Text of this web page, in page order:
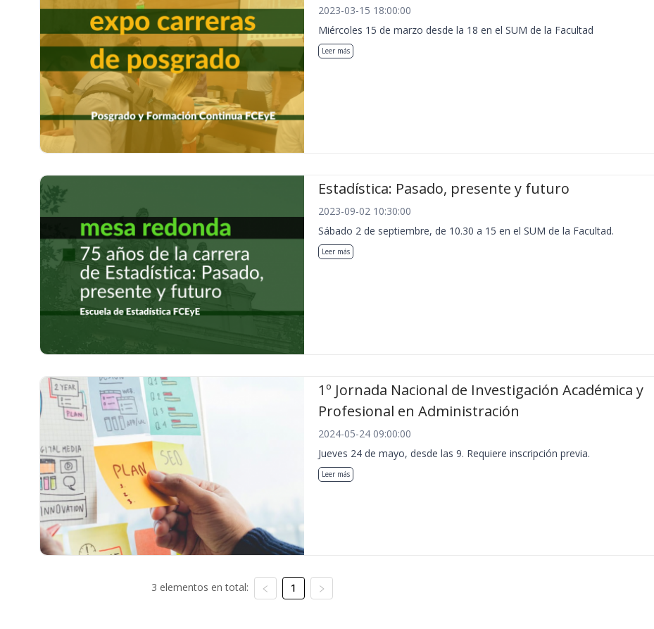
2023-03-15 18:00:00
Miércoles 15 de marzo desde la 18 en el SUM de la Facultad
Leer más
Estadística: Pasado, presente y futuro
2023-09-02 10:30:00
Sábado 2 de septiembre, de 10.30 a 15 en el SUM de la Facultad.
Leer más
1º Jornada Nacional de Investigación Académica y
Profesional en Administración
2024-05-24 09:00:00
Jueves 24 de mayo, desde las 9. Requiere inscripción previa.
Leer más
3 elementos en total: 1